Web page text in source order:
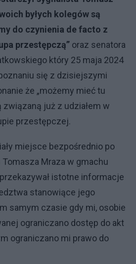
byłych kolegów są
do czynienia de facto z
przestępczą” oraz senatora
który 25 maja 2024
się z dzisiejszymi
że „możemy mieć tu
już z udziałem w
przestępczej.
miejsce bezpośrednio po
Mraza w gmachu
istotne informacje
stanowiące jego
samym czasie gdy mi, osobie
ograniczano dostęp do akt
ograniczano mi prawo do